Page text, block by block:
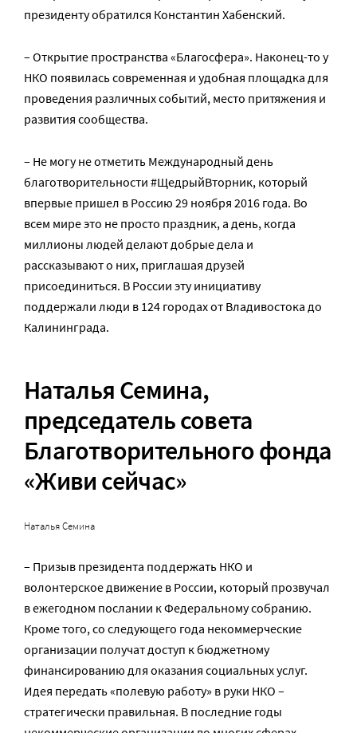
президенту обратился Константин Хабенский.
– Открытие пространства «Благосфера». Наконец-то у
НКО появилась современная и удобная площадка для
проведения различных событий, место притяжения и
развития сообщества.
– Не могу не отметить Международный день
благотворительности #ЩедрыйВторник, который
впервые пришел в Россию 29 ноября 2016 года. Во
всем мире это не просто праздник, а день, когда
миллионы людей делают добрые дела и
рассказывают о них, приглашая друзей
присоединиться. В России эту инициативу
поддержали люди в 124 городах от Владивостока до
Калининграда.
Наталья Семина,
председатель совета
Благотворительного фонда
«Живи сейчас»
Наталья Семина
– Призыв президента поддержать НКО и
волонтерское движение в России, который прозвучал
в ежегодном послании к Федеральному собранию.
Кроме того, со следующего года некоммерческие
организации получат доступ к бюджетному
финансированию для оказания социальных услуг.
Идея передать «полевую работу» в руки НКО –
стратегически правильная. В последние годы